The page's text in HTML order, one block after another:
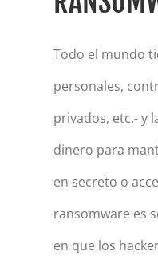
Todo el mundo
personales,
privados, etc.- y
dinero para
en secreto o
ransomware es
en que los